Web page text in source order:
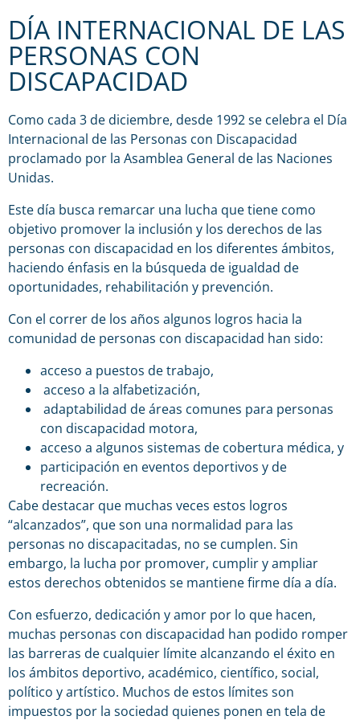
DÍA INTERNACIONAL DE LAS
PERSONAS CON
DISCAPACIDAD
Como cada 3 de diciembre, desde 1992 se celebra el Día
Internacional de las Personas con Discapacidad
proclamado por la Asamblea General de las Naciones
Unidas.
Este día busca remarcar una lucha que tiene como
objetivo promover la inclusión y los derechos de las
personas con discapacidad en los diferentes ámbitos,
haciendo énfasis en la búsqueda de igualdad de
oportunidades, rehabilitación y prevención.
Con el correr de los años algunos logros hacia la
comunidad de personas con discapacidad han sido:
acceso a puestos de trabajo,
acceso a la alfabetización,
adaptabilidad de áreas comunes para personas
con discapacidad motora,
acceso a algunos sistemas de cobertura médica, y
participación en eventos deportivos y de
recreación.
Cabe destacar que muchas veces estos logros
“alcanzados”, que son una normalidad para las
personas no discapacitadas, no se cumplen. Sin
embargo, la lucha por promover, cumplir y ampliar
estos derechos obtenidos se mantiene firme día a día.
Con esfuerzo, dedicación y amor por lo que hacen,
muchas personas con discapacidad han podido romper
las barreras de cualquier límite alcanzando el éxito en
los ámbitos deportivo, académico, científico, social,
político y artístico. Muchos de estos límites son
impuestos por la sociedad quienes ponen en tela de